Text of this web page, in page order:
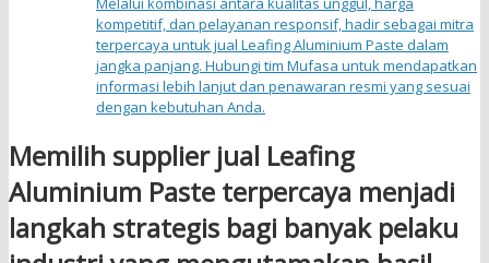
kompetitif, dan pelayanan responsif, hadir sebagai mitra
terpercaya untuk jual Leafing Aluminium Paste dalam
jangka panjang. Hubungi tim Mufasa untuk mendapatkan
informasi lebih lanjut dan penawaran resmi yang sesuai
dengan kebutuhan Anda.
Memilih supplier jual Leafing
Aluminium Paste terpercaya menjadi
langkah strategis bagi banyak pelaku